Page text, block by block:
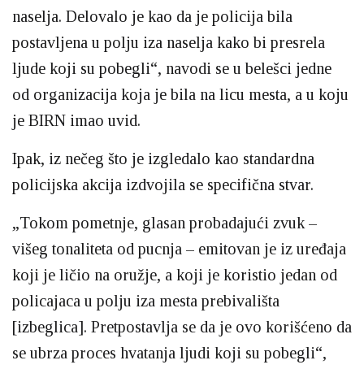
naselja. Delovalo je kao da je policija bila
postavljena u polju iza naselja kako bi presrela
ljude koji su pobegli“, navodi se u belešci jedne
od organizacija koja je bila na licu mesta, a u koju
je BIRN imao uvid.
Ipak, iz nečeg što je izgledalo kao standardna
policijska akcija izdvojila se specifična stvar.
„Tokom pometnje, glasan probadajući zvuk –
višeg tonaliteta od pucnja – emitovan je iz uređaja
koji je ličio na oružje, a koji je koristio jedan od
policajaca u polju iza mesta prebivališta
[izbeglica]. Pretpostavlja se da je ovo korišćeno da
se ubrza proces hvatanja ljudi koji su pobegli“,